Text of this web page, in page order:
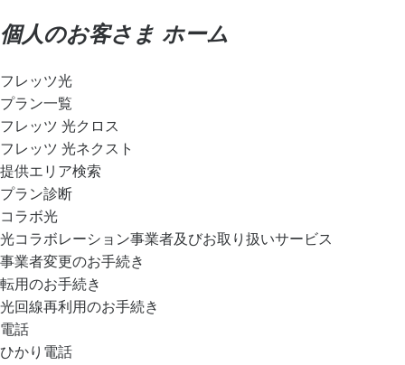
個人のお客さま ホーム
フレッツ光
プラン一覧
フレッツ 光クロス
フレッツ 光ネクスト
提供エリア検索
プラン診断
コラボ光
光コラボレーション事業者及びお取り扱いサービス
事業者変更のお手続き
転用のお手続き
光回線再利用のお手続き
電話
ひかり電話